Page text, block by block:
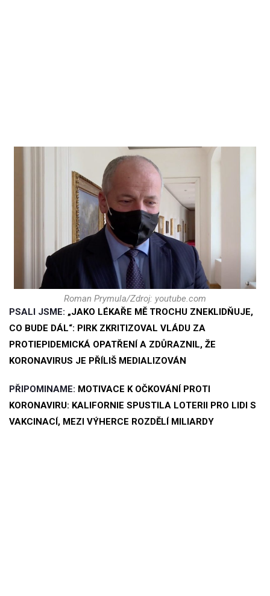
Roman Prymula/Zdroj: youtube.com
PSALI JSME: „JAKO LÉKAŘE MĚ TROCHU ZNEKLIDŇUJE,
CO BUDE DÁL“: PIRK ZKRITIZOVAL VLÁDU ZA
PROTIEPIDEMICKÁ OPATŘENÍ A ZDŮRAZNIL, ŽE
KORONAVIRUS JE PŘÍLIŠ MEDIALIZOVÁN
PŘIPOMINAME: MOTIVACE K OČKOVÁNÍ PROTI
KORONAVIRU: KALIFORNIE SPUSTILA LOTERII PRO LIDI S
VAKCINACÍ, MEZI VÝHERCE ROZDĚLÍ MILIARDY